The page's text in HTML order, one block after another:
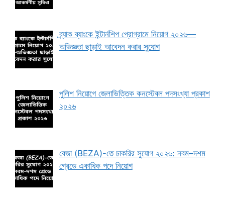
ব্র্যাক ব্যাংকে ইন্টার্নশিপ প্রোগ্রামে নিয়োগ ২০২৬—
অভিজ্ঞতা ছাড়াই আবেদন করার সুযোগ
পুলিশ নিয়োগে জেলাভিত্তিক কনস্টেবল পদসংখ্যা প্রকাশ
২০২৬
বেজা (BEZA)-তে চাকরির সুযোগ ২০২৬: নবম–দশম
গ্রেডে একাধিক পদে নিয়োগ